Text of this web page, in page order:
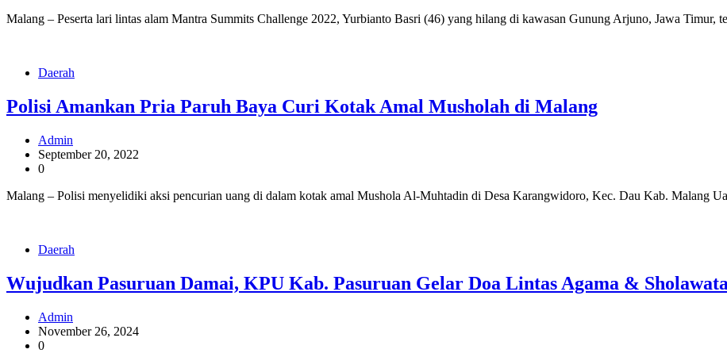
Malang – Peserta lari lintas alam Mantra Summits Challenge 2022, Yurbianto Basri (46) yang hilang di kawasan Gunung Arjuno, Jawa
Daerah
Polisi Amankan Pria Paruh Baya Curi Kotak Amal Musholah di Malang
Admin
September 20, 2022
0
Malang – Polisi menyelidiki aksi pencurian uang di dalam kotak amal Mushola Al-Muhtadin di Desa Karangwidoro, Kec. Dau Kab. Malang
Daerah
Wujudkan Pasuruan Damai, KPU Kab. Pasuruan Gelar Doa Lintas Agama &
Admin
November 26, 2024
0